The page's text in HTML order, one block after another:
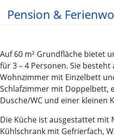
Pension &
Auf 60 m² Grundfläche bietet
für 3 – 4 Personen. Sie
Wohnzimmer mit Einzelbett
Schlafzimmer mit Doppelbett,
Dusche/WC und einer kleinen
Die Küche ist ausgestattet mit
Kühlschrank mit Gefrierfach,